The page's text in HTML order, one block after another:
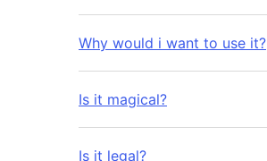
Why would i want to use it?
Is it magical?
Is it legal?